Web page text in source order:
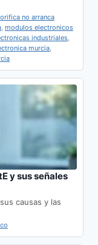
no arranca
, modulos electronicos
industriales,
murcia,
y sus señales
causas y las